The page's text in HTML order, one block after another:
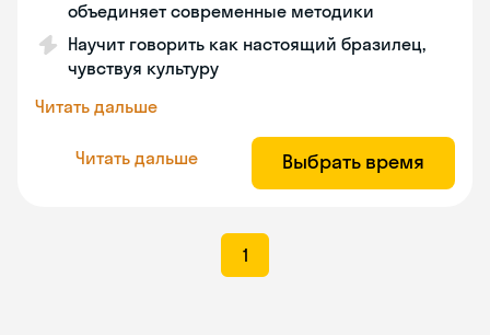
объединяет современные методики
Научит говорить как настоящий бразилец,
чувствуя культуру
Читать дальше
Читать дальше Выбрать время
1